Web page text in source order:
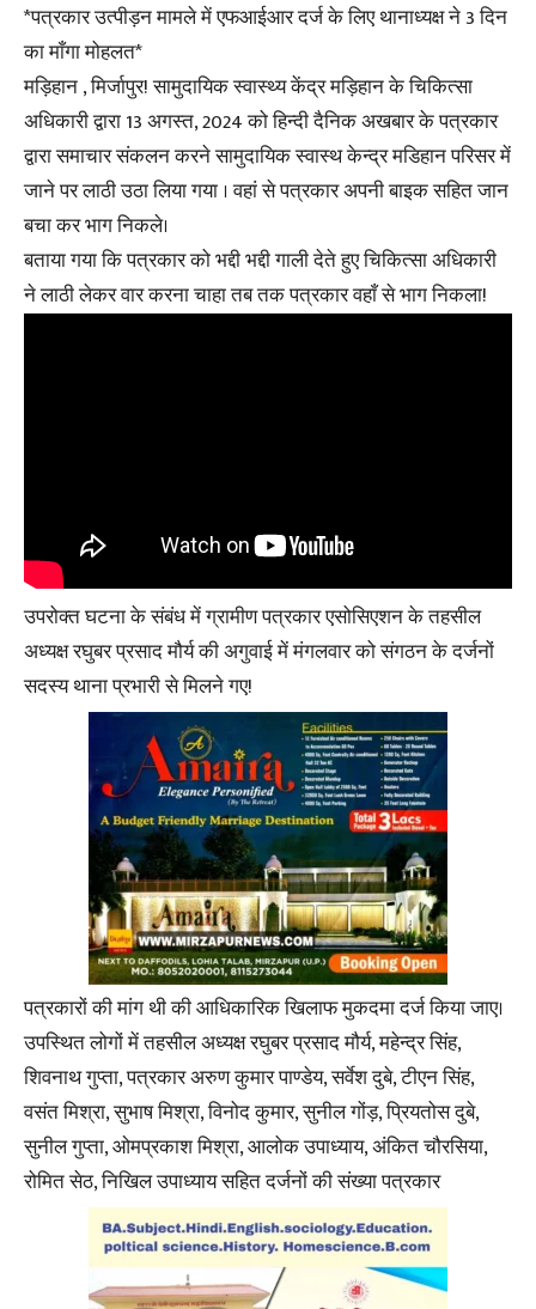
*पत्रकार उत्पीड़न मामले में एफआईआर दर्ज के लिए थानाध्यक्ष ने 3 दिन
का माँगा मोहलत*
मड़िहान , मिर्जापुर! सामुदायिक स्वास्थ्य केंद्र मड़िहान के चिकित्सा
अधिकारी द्वारा 13 अगस्त, 2024 को हिन्दी दैनिक अखबार के पत्रकार
द्वारा समाचार संकलन करने सामुदायिक स्वास्थ केन्द्र मडिहान परिसर में
जाने पर लाठी उठा लिया गया । वहां से पत्रकार अपनी बाइक सहित जान
बचा कर भाग निकले।
बताया गया कि पत्रकार को भद्दी भद्दी गाली देते हुए चिकित्सा अधिकारी
ने लाठी लेकर वार करना चाहा तब तक पत्रकार वहाँ से भाग निकला!
उपरोक्त घटना के संबंध में ग्रामीण पत्रकार एसोसिएशन के तहसील
अध्यक्ष रघुबर प्रसाद मौर्य की अगुवाई में मंगलवार को संगठन के दर्जनों
सदस्य थाना प्रभारी से मिलने गए!
पत्रकारों की मांग थी की आधिकारिक खिलाफ मुकदमा दर्ज किया जाए।
उपस्थित लोगों में तहसील अध्यक्ष रघुबर प्रसाद मौर्य, महेन्द्र सिंह,
शिवनाथ गुप्ता, पत्रकार अरुण कुमार पाण्डेय, सर्वेश दुबे, टीएन सिंह,
वसंत मिश्रा, सुभाष मिश्रा, विनोद कुमार, सुनील गोंड़, प्रियतोस दुबे,
सुनील गुप्ता, ओमप्रकाश मिश्रा, आलोक उपाध्याय, अंकित चौरसिया,
रोमित सेठ, निखिल उपाध्याय सहित दर्जनों की संख्या पत्रकार